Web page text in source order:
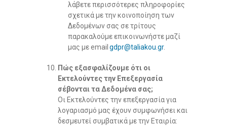
λάβετε περισσότερες πληροφορίες
σχετικά με την κοινοποίηση των
Δεδομένων σας σε τρίτους
παρακαλούμε επικοινωνήστε μαζί
μας με email gdpr@taliakou.gr.
Πώς εξασφαλίζουμε ότι οι
Εκτελούντες την Επεξεργασία
σέβονται τα Δεδομένα σας;
Οι Εκτελούντες την επεξεργασία για
λογαριασμό μας έχουν συμφωνήσει και
δεσμευτεί συμβατικά με την Εταιρία: